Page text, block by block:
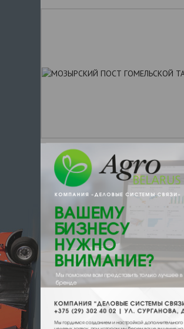
+ 375Показать телефоны
e-mail:a:2:{s:5:"VALUE";a:0:
{}s:11:"DESCRIPTION";a:0:{}}
247760, , , , Мозырь, пер 1-й
Березовый 3
Отзывы Еще